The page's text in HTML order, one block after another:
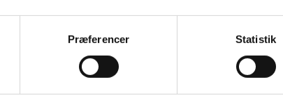
Præferencer Statistik
af folkedrab også pege fremad og give perspektiver
og moralske spørgsmål kan man diskutere, hvordan